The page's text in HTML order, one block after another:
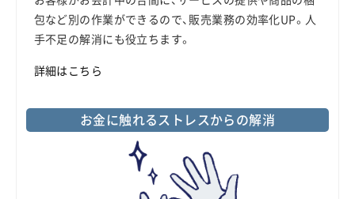
包など別の作業ができるので、販売業務の効率化UP。人
手不足の解消にも役立ちます。
詳細はこちら
お金に触れるストレスからの解消